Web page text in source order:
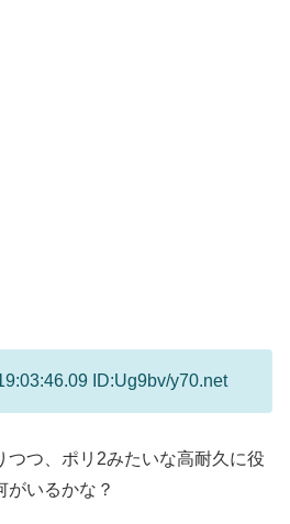
ID:Ug9bv/y70.net
つつ、ポリ2みたいな高耐久に役
がいるかな？